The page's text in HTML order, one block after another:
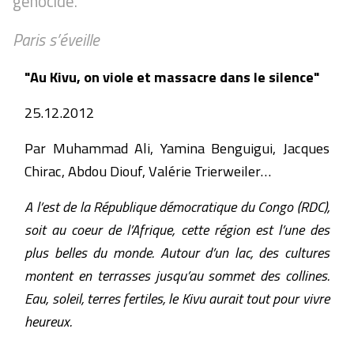
Paris s’éveille
"Au Kivu, on viole et massacre dans le silence"
25.12.2012
Par Muhammad Ali, Yamina Benguigui, Jacques
Chirac, Abdou Diouf, Valérie Trierweiler…
A l’est de la République démocratique du Congo (RDC),
soit au coeur de l’Afrique, cette région est l’une des
plus belles du monde. Autour d’un lac, des cultures
montent en terrasses jusqu’au sommet des collines.
Eau, soleil, terres fertiles, le Kivu aurait tout pour vivre
heureux.